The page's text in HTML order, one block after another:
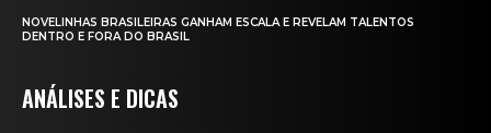
NOVELINHAS BRASILEIRAS GANHAM ESCALA E REVELAM TALENTOS
DENTRO E FORA DO BRASIL
ANÁLISES E DICAS